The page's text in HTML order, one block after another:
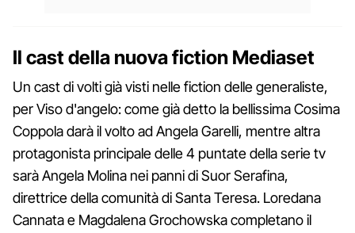
Il cast della nuova fiction Mediaset
Un cast di volti già visti nelle fiction delle generaliste,
per Viso d'angelo: come già detto la bellissima Cosima
Coppola darà il volto ad Angela Garelli, mentre altra
protagonista principale delle 4 puntate della serie tv
sarà Angela Molina nei panni di Suor Serafina,
direttrice della comunità di Santa Teresa. Loredana
Cannata e Magdalena Grochowska completano il